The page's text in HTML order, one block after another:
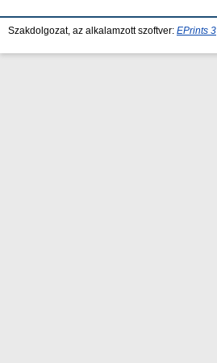
Szakdolgozat, az alkalamzott szoftver: EPrints 3